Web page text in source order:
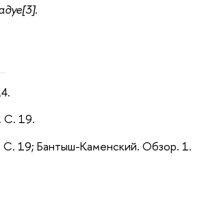
19.
19; Бантыш-Каменский. Обзор. 1.